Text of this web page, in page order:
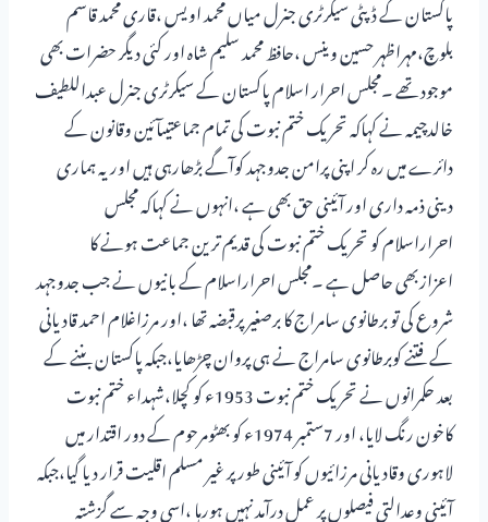
پاکستان کے ڈپٹی سیکرٹری جنرل میاں محمد اویس ،قاری محمد قاسم
بلوچ،مہراظہر حسین وینس ،حافظ محمد سلیم شاہ اور کئی دیگر حضرات بھی
موجود تھے ۔مجلس احرار اسلام پاکستان کے سیکرٹری جنرل عبداللطیف
خالدچیمہ نے کہاکہ تحریک ختم نبوت کی تمام جماعتیںآئین وقانون کے
دائرے میں رہ کر اپنی پرامن جدوجہد کوآگے بڑھارہی ہیں اوریہ ہماری
دینی ذمہ داری اور آئینی حق بھی ہے ،انہوں نے کہاکہ مجلس
احراراسلام کو تحریک ختم نبوت کی قدیم ترین جماعت ہونے کا
اعزازبھی حاصل ہے ۔مجلس احراراسلام کے بانیوں نے جب جدوجہد
شروع کی تو برطانوی سامراج کا برصغیر پرقبضہ تھا ،اور مرزاغلام احمد قادیانی
کے فتنے کوبرطانوی سامراج نے ہی پروان چڑھایا،جبکہ پاکستان بننے کے
بعد حکمرانوں نے تحریک ختم نبوت 1953ء کو کچلا،شہداء ختم نبوت
کاخون رنگ لایا، اور 7ستمبر 1974ء کو بھٹومرحوم کے دور اقتدار میں
لاہوری وقادیانی مرزائیوں کو آئینی طور پر غیر مسلم اقلیت قرار دیا گیا،جبکہ
آئینی وعدالتی فیصلوں پر عمل درآمد نہیں ہورہا ،اسی وجہ سے گزشتہ